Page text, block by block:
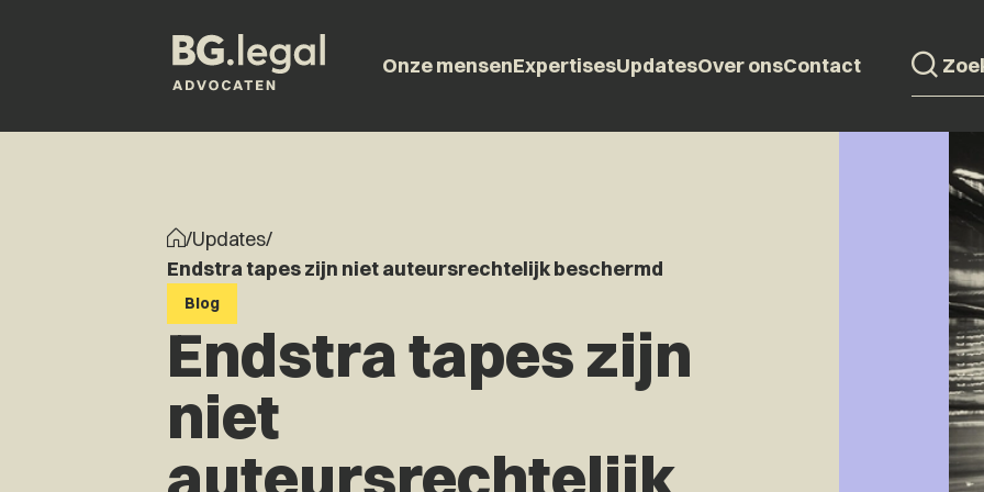
Onze mensenExpertisesUpdatesOver onsContact
/Updates/
Endstra tapes zijn niet auteursrechtelijk beschermd
Blog
Endstra tapes zijn
niet